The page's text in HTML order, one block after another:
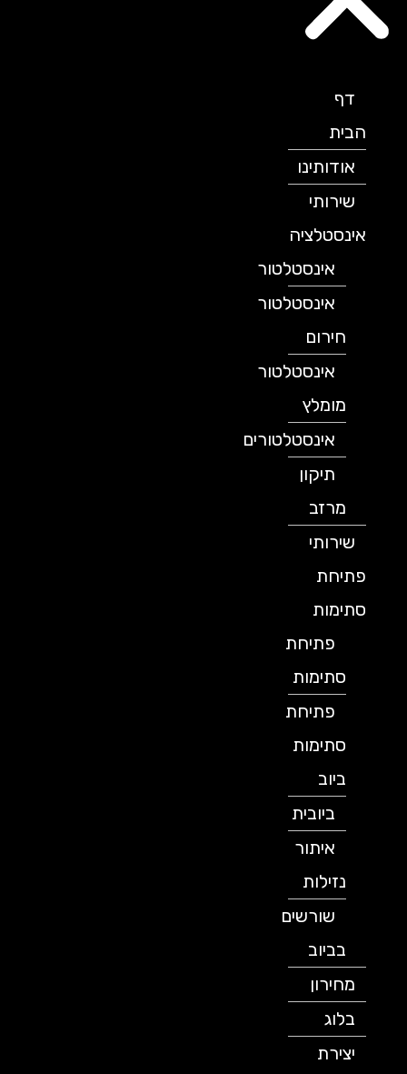
הבית
אודותינו
שירותי
אינסטלציה
אינסטלטור
אינסטלטור
חירום
אינסטלטור
מומלץ
אינסטלטורים
תיקון
מרזב
שירותי
פתיחת
סתימות
פתיחת
סתימות
פתיחת
סתימות
ביובית
איתור
נזילות
שורשים
בביוב
מחירון
יצירת